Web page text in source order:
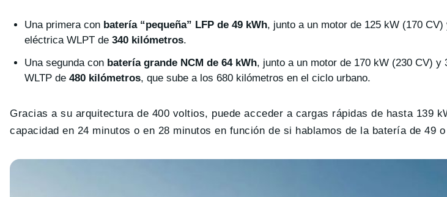
Una primera con batería “pequeña” LFP de 49 kWh, junto a un motor de 125 kW (170
eléctrica WLPT de 340 kilómetros.
Una segunda con batería grande NCM de 64 kWh, junto a un motor de 170 kW (230 CV)
WLTP de 480 kilómetros, que sube a los 680 kilómetros en el ciclo urbano.
Gracias a su arquitectura de 400 voltios, puede acceder a cargas rápidas de hasta 139
capacidad en 24 minutos o en 28 minutos en función de si hablamos de la batería de 49